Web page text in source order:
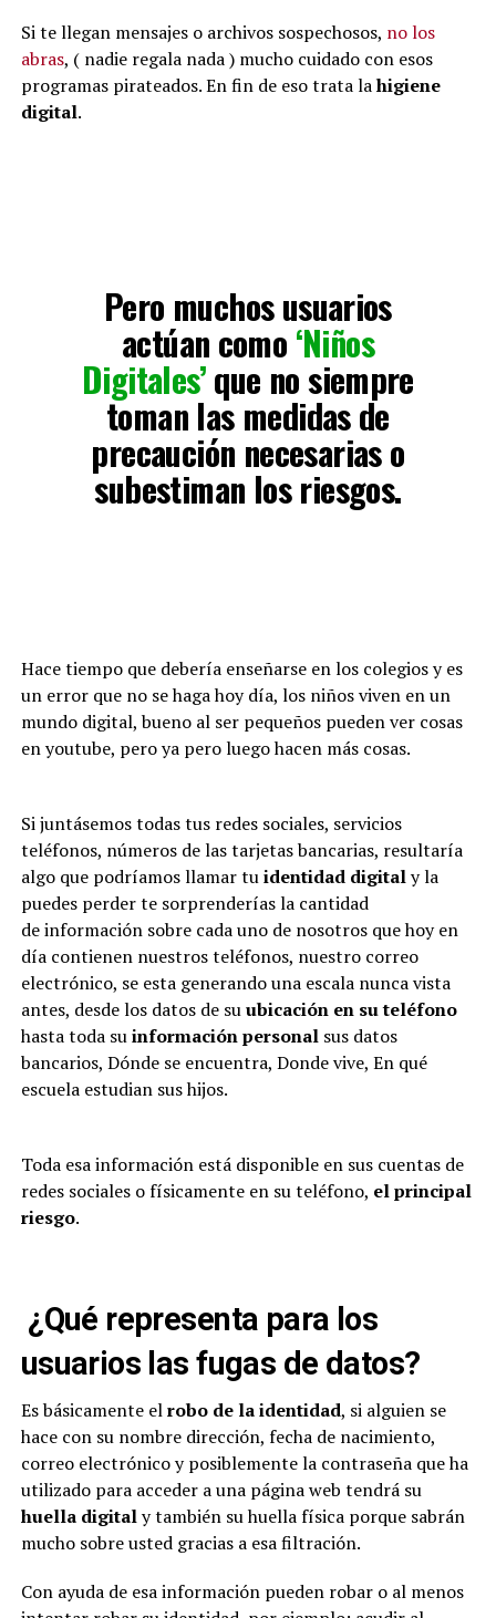
Si te llegan mensajes o archivos sospechosos, no los
abras, ( nadie regala nada ) mucho cuidado con esos
programas pirateados. En fin de eso trata lahigiene
digital.
Pero muchos usuarios
actúan como ‘Niños
Digitales’que no siempre
toman las medidas de
precaución necesarias o
subestiman los riesgos.
Hace tiempo que debería enseñarse en los colegios y es
un error que no se haga hoy día, los niños viven en un
mundo digital, bueno al ser pequeños pueden ver cosas
en youtube, pero ya pero luego hacen más cosas.
Si juntásemos todas tus redes sociales, servicios
teléfonos, números de las tarjetas bancarias, resultaría
algo que podríamos llamar tuidentidad digitaly la
puedes perder te sorprenderías la cantidad
de información sobre cada uno de nosotros que hoy en
día contienen nuestros teléfonos, nuestro correo
electrónico, se esta generando una escala nunca vista
antes, desde los datos de suubicación en su teléfono
hasta toda suinformación personalsus datos
bancarios, Dónde se encuentra, Donde vive, En qué
escuela estudian sus hijos.
Toda esa información está disponible en sus cuentas de
redes sociales o físicamente en su teléfono, el principal
riesgo.
¿Qué representa para los
usuarios las fugas de datos?
Es básicamente elrobo de la identidad, si alguien se
hace con su nombre dirección, fecha de nacimiento,
correo electrónico y posiblemente la contraseña que ha
utilizado para acceder a una página web tendrá su
huella digitaly también su huella física porque sabrán
mucho sobre usted gracias a esa filtración.
Con ayuda de esa información pueden robar o al menos